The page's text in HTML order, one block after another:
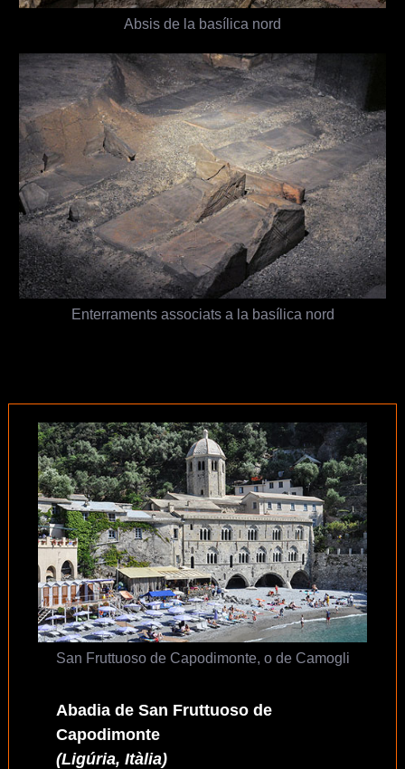
Absis de la basílica nord
Enterraments associats a la basílica nord
San Fruttuoso de Capodimonte, o de Camogli
Abadia de San Fruttuoso de
Capodimonte
(Ligúria, Itàlia)